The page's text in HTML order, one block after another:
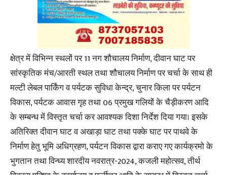
क्षेत्र में विभिन्न स्थलों पर 11 नग शौचालय निर्माण, दीवान घाट पर
सांस्कृतिक मंच/आरती स्थल तथा शौचालय निर्माण पर चर्चा के साथ ही
मल्टी लेबल पार्किंग व पर्यटक सुविधा केन्द्र, चुनार किला पर पर्यटन
विकास, पर्यटक आवास गृह तथा 06 प्रमुख गलियों के चैड़ीकरण आदि
के सम्बन्ध में विस्तृत चर्चा कर आवश्यक दिशा निर्देश दिया गया। इसके
अतिरिक्त दीवान घाट व अखाड़ा घाट तथा पक्के घाट पर पाथवे के
निर्माण हेतु भूमि अधिग्रहण, पर्यटन विकास द्वारा कराए गए कार्यक्रमो के
भुगतान तथा विन्ध्य शारदीय नवरात्र-2024, कजली महोत्सव, तीर्थ